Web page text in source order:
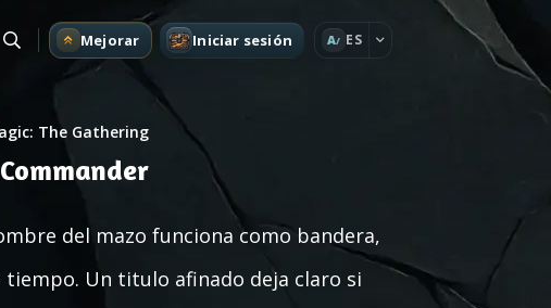
Mejorar Iniciar sesión A ES
The Gathering
del mazo funciona como bandera,
Un titulo afinado deja claro si